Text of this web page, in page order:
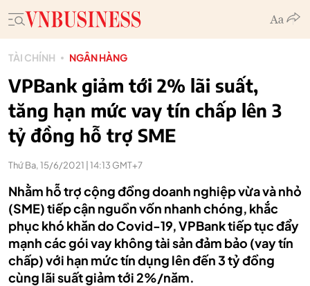
TÀI CHÍNH NGÂN HÀNG
VPBank giảm tới 2% lãi suất,
tăng hạn mức vay tín chấp lên 3
tỷ đồng hỗ trợ SME
Thứ Ba, 15/6/2021 | 14:13 GMT+7
Nhằm hỗ trợ cộng đồng doanh nghiệp vừa và nhỏ
(SME) tiếp cận nguồn vốn nhanh chóng, khắc
phục khó khăn do Covid-19, VPBank tiếp tục đẩy
mạnh các gói vay không tài sản đảm bảo (vay tín
chấp) với hạn mức tín dụng lên đến 3 tỷ đồng
cùng lãi suất giảm tới 2%/năm.